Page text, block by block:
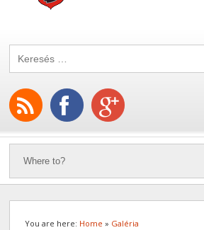
You are here: Home » Galéria